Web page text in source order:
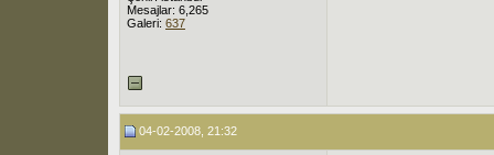
Mesajlar: 6,265
Galeri: 637
04-02-2008, 21:32